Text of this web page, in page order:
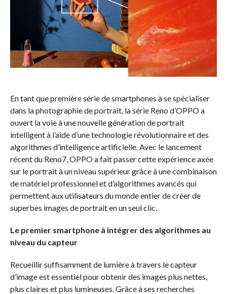
En tant que première série de smartphones à se spécialiser
dans la photographie de portrait, la série Reno d’OPPO a
ouvert la voie à une nouvelle génération de portrait
intelligent à l’aide d’une technologie révolutionnaire et des
algorithmes d’intelligence artificielle. Avec le lancement
récent du Reno7, OPPO a fait passer cette expérience axée
sur le portrait à un niveau supérieur grâce à une combinaison
de matériel professionnel et d’algorithmes avancés qui
permettent aux utilisateurs du monde entier de créer de
superbes images de portrait en un seul clic.
Le premier smartphone à intégrer des algorithmes au
niveau du capteur
Recueillir suffisamment de lumière à travers le capteur
d’image est essentiel pour obtenir des images plus nettes,
plus claires et plus lumineuses. Grâce à ses recherches